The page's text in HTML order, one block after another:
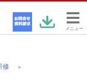
メニュー
修